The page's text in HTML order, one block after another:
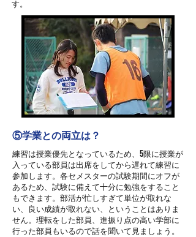
す。
​⑤学業との両立は？
練習は授業優先となっているため、5限に授業が
入っている部員は出席をしてから遅れて練習に
参加します。各セメスターの試験期間にオフが
あるため、試験に備えて十分に勉強をすること
もできます。部活が忙しすぎて単位が取れな
い、良い成績が取れない、ということはありま
せん。理転をした部員、進振り点の高い学部に
行った部員もいるので話を聞いて見ましょう。